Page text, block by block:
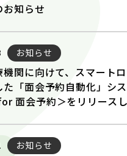
お知らせ
お知らせ
関に向けて、スマート
た「面会予約自動化」シ
面会予約＞をリリースし
お知らせ